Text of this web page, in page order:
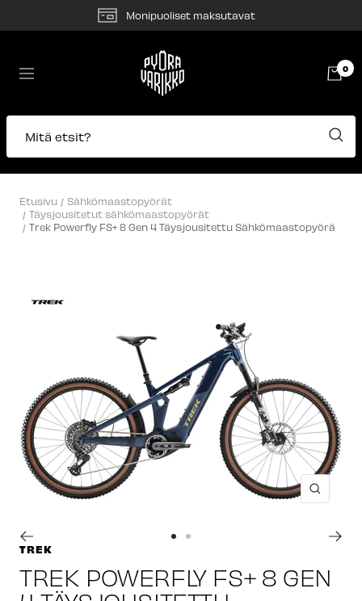
Monipuoliset maksutavat
Navigaatio
Pyörävarikko
0
Mitä etsit?
Etusivu
Sähkömaastopyörät
Täysjousitetut sähkömaastopyörät
Trek Powerfly FS+ 8 Gen 4 Täysjousitettu Sähkömaastopyörä
TREK
TREK POWERFLY FS+ 8 GEN